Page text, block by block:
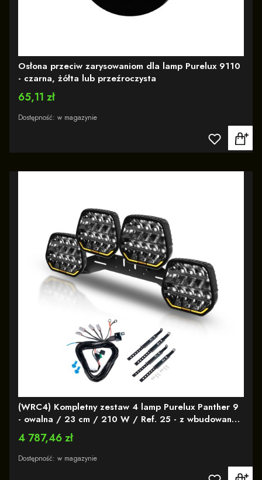
Osłona przeciw zarysowaniom dla lamp Purelux 9110
- czarna, żółta lub przeźroczysta
Cena
65,11 zł
Dostępność: w magazynie
(WRC4) Kompletny zestaw 4 lamp Purelux Panther 9
- owalna / 23 cm / 210 W / Ref. 25 - z wbudowaną
lampa ostrzegawczą R65
Cena
4 787,46 zł
Dostępność: w magazynie